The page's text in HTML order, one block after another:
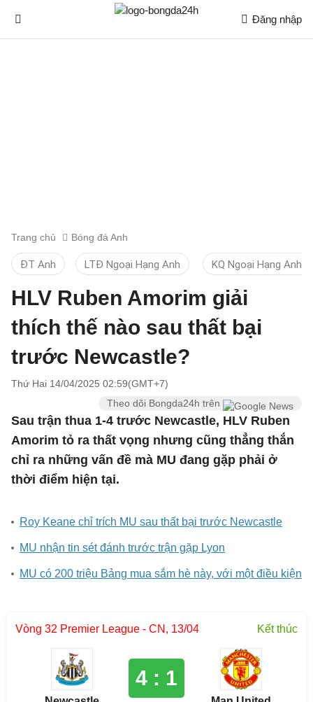
Đăng nhập
Trang chủ Bóng đá Anh
ĐT Anh LTĐ Ngoại Hạng Anh KQ Ngoại Hạng Anh
HLV Ruben Amorim giải
thích thế nào sau thất bại
trước Newcastle?
Thứ Hai 14/04/2025 02:59(GMT+7)
Theo dõi Bongda24h trên
Sau trận thua 1-4 trước Newcastle, HLV Ruben
Amorim tỏ ra thất vọng nhưng cũng thẳng thắn
chỉ ra những vấn đề mà MU đang gặp phải ở
thời điểm hiện tại.
Roy Keane chỉ trích MU sau thất bại trước Newcastle
MU nhận tin sét đánh trước trận gặp Lyon
MU có 200 triệu Bảng mua sắm hè này, với một điều kiện